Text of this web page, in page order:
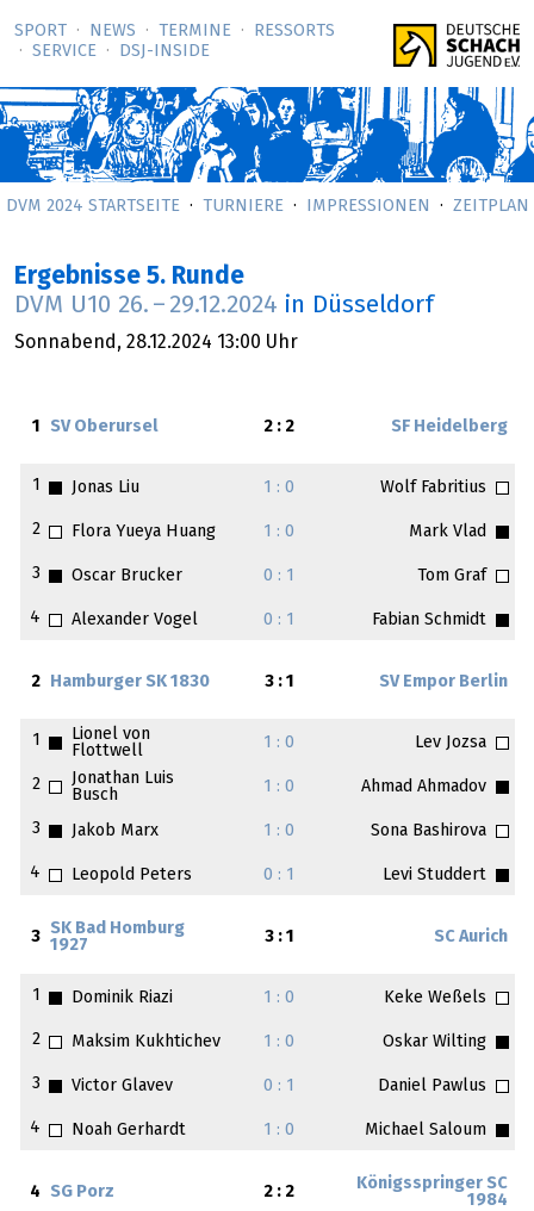
SPORT NEWS TERMINE
RESSORTS
SERVICE
DSJ-­INSIDE
DVM 2024 STARTSEITE TURNIERE IMPRESSIONEN ZEITPLAN
Ergebnisse 5. Runde
DVM U10 26. – 29.12.2024 in Düsseldorf
Sonnabend, 28.12.2024 13:00 Uhr
1 SV Oberursel 2 : 2 SF Heidelberg
1 Jonas Liu 1 : 0 Wolf Fabritius
2 Flora Yueya Huang 1 : 0 Mark Vlad
3 Oscar Brucker 0 : 1 Tom Graf
4 Alexander Vogel 0 : 1 Fabian Schmidt
2 Hamburger SK 1830 3 : 1 SV Empor Berlin
1
Lionel von
Flottwell
1 : 0 Lev Jozsa
2
Jonathan Luis
Busch
1 : 0 Ahmad Ahmadov
3 Jakob Marx 1 : 0 Sona Bashirova
4 Leopold Peters 0 : 1 Levi Studdert
3
SK Bad Homburg
1927
3 : 1 SC Aurich
1 Dominik Riazi 1 : 0 Keke Weßels
2 Maksim Kukhtichev 1 : 0 Oskar Wilting
3 Victor Glavev 0 : 1 Daniel Pawlus
4 Noah Gerhardt 1 : 0 Michael Saloum
4 SG Porz 2 : 2
Königsspringer SC
1984